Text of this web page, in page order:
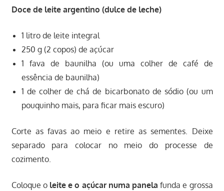
Doce de leite argentino (dulce de leche)
1 litro de leite integral
250 g (2 copos) de açúcar
1 fava de baunilha (ou uma colher de café de
essência de baunilha)
1 de colher de chá de bicarbonato de sódio (ou um
pouquinho mais, para ficar mais escuro)
Corte as favas ao meio e retire as sementes. Deixe
separado para colocar no meio do processe de
cozimento.
Coloque o leite e o açúcar numa panela funda e grossa